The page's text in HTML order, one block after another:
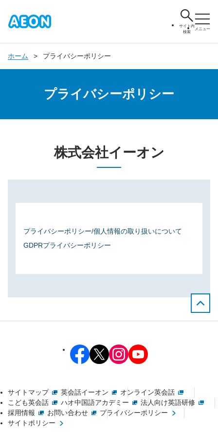
サイト内
検索
メニュー
ホーム プライバシーポリシー
プライバシーポリシー
株式会社イーオン
プライバシーポリシー/個人情報の取り扱いについて
GDPRプライバシーポリシー
サイトマップ 英会話イーオン
オンライン英会話
こども英会話
ハオ中国語アカデミー
法人向け英語研修
採用情報
お問い合わせ
プライバシーポリシー
サイトポリシー